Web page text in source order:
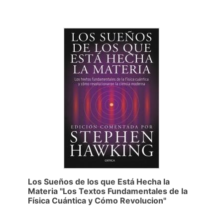
Los Sueños de los que Está Hecha la
Materia "Los Textos Fundamentales de la
Física Cuántica y Cómo Revolucion"